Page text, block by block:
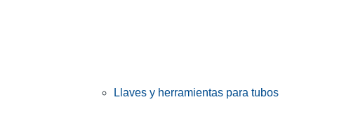
Llaves y herramientas para tubos